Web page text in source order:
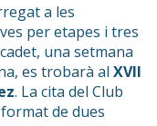
a les
per etapes i tres
una setmana
es trobarà al XVII
. La cita del Club
de dues